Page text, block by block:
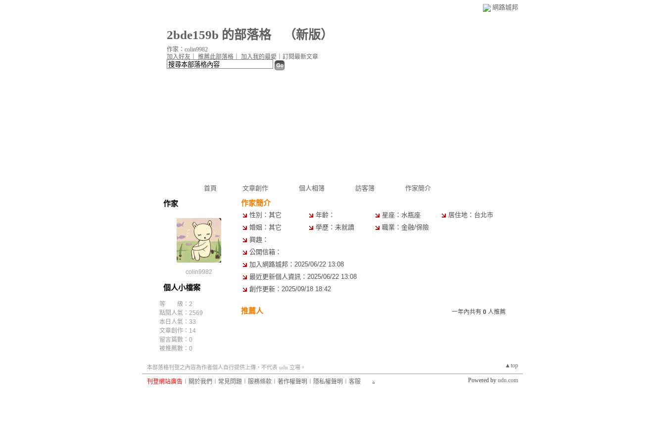
網路城邦
2bde159b 的部落格（新版）
首頁 文章創作 個人相簿 訪客簿 作家簡介
加入好友 推薦此部落格 加入我的最愛 訂閱最新文章
作家：colin9982
作家
colin9982
個人小檔案
等 級：2
點閱人氣：2569
本日人氣：33
文章創作：14
留言篇數：0
被推薦數： 0
作家簡介
性別：其它 年齡： 星座：水瓶座
居住地：台北市
婚姻：其它
學歷：未就讀
職業：金融/保險
興趣：
公開信箱：
加入網路城邦：2025/06/22 13:08
最近更新個人資訊：2025/06/22 13:08
創作更新：2025/09/18 18:42
推薦人 一年內共有 0 人推薦
▲top
本部落格刊登之內容為作者個人自行提供上傳，不代表 udn 立場。
刊登網站廣告 關於我們 常見問題 服務條款 著作權聲明 隱私權聲明 客服 Powered by udn.com